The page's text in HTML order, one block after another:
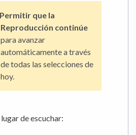
Permitir que la
Reproducción continúe
para avanzar
automáticamente a través
de todas las selecciones de
hoy.
de escuchar: